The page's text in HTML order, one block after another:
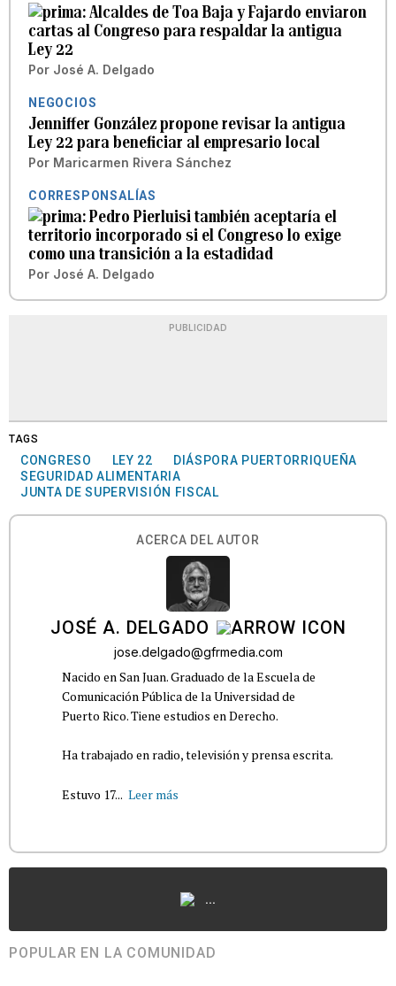
Alcaldes de Toa Baja y Fajardo enviaron
cartas al Congreso para respaldar la antigua
Ley 22
Por José A. Delgado
NEGOCIOS
Jenniffer González propone revisar la antigua
Ley 22 para beneficiar al empresario local
Por Maricarmen Rivera Sánchez
CORRESPONSALÍAS
Pedro Pierluisi también aceptaría el
territorio incorporado si el Congreso lo exige
como una transición a la estadidad
Por José A. Delgado
PUBLICIDAD
TAGS
CONGRESO LEY 22
DIÁSPORA PUERTORRIQUEÑA
SEGURIDAD ALIMENTARIA
JUNTA DE SUPERVISIÓN FISCAL
ACERCA DEL AUTOR
JOSÉ A. DELGADO
jose.delgado@gfrmedia.com
Nacido en San Juan. Graduado de la Escuela de
Comunicación Pública de la Universidad de
Puerto Rico. Tiene estudios en Derecho.
Ha trabajado en radio, televisión y prensa escrita.
Estuvo 17... Leer más
...
POPULAR EN LA COMUNIDAD